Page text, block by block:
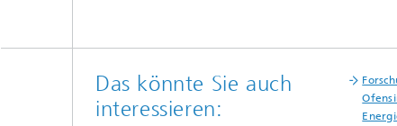
Das könnte Sie auch
interessieren: